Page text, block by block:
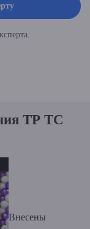
ТР ТС
Внесены